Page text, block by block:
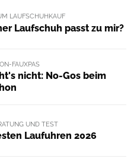
LAUFSCHUHKAUF
Laufschuh passt zu mir?
FAUXPAS
nicht: No-Gos beim
UND TEST
Laufuhren 2026